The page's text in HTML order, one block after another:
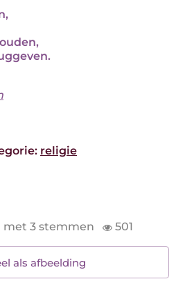
religie
met 3 stemmen 501
als afbeelding